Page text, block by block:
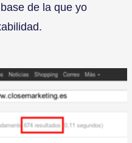
de la que yo